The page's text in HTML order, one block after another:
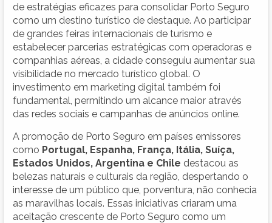
de estratégias eficazes para consolidar Porto Seguro
como um destino turístico de destaque. Ao participar
de grandes feiras internacionais de turismo e
estabelecer parcerias estratégicas com operadoras e
companhias aéreas, a cidade conseguiu aumentar sua
visibilidade no mercado turístico global. O
investimento em marketing digital também foi
fundamental, permitindo um alcance maior através
das redes sociais e campanhas de anúncios online.
A promoção de Porto Seguro em países emissores
como Portugal, Espanha, França, Itália, Suíça,
Estados Unidos, Argentina e Chile destacou as
belezas naturais e culturais da região, despertando o
interesse de um público que, porventura, não conhecia
as maravilhas locais. Essas iniciativas criaram uma
aceitação crescente de Porto Seguro como um